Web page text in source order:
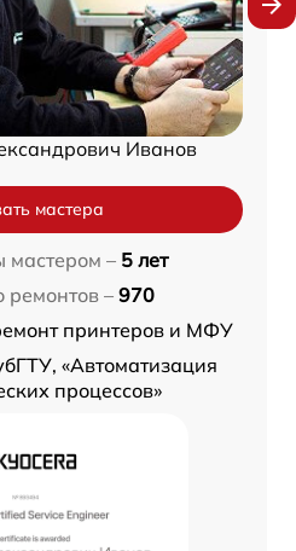
Иванов
мастера
мастером – 5 лет
– 970
принтеров и МФУ
«Автоматизация
процессов»